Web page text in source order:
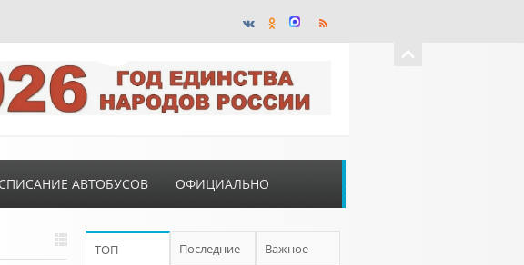
АВТОБУСОВ ОФИЦИАЛЬНО
ТОП Последние Важное